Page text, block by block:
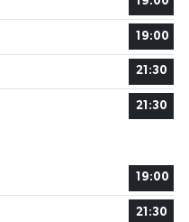
19:00
21:30
21:30
19:00
21:30